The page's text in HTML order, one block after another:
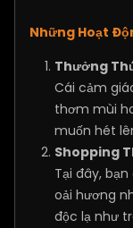
Những Hoạt
Thưởng
Cái cảm
thơm mùi
muốn hét
Shopping
Tại đây,
oải hương
độc lạ như